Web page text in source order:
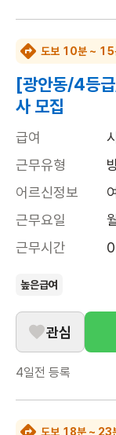
도보 10분 ~ 15
[광안동/4등
사 모집
급여
근무유형
어르신정보
근무요일
근무시간
높은급여
관심
4일전 등록
도보 18분 ~ 23